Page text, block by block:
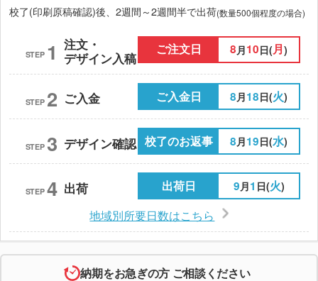
校了(印刷原稿確認)後、2週間～2週間半で出荷(数量500個程度の場合)
STEP 1 注文・
デザイン入稿
ご注文日 8 月10日(月)
STEP 2 ご入金 ご入金日 8月18日(火)
STEP 3 デザイン確認 校了のお返事 8月19日(水)
STEP 4 出荷 出荷日 9月1 日(火)
地域別所要日数はこちら
納期をお急ぎの方 ご相談ください